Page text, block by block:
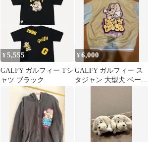
¥5,555
GALFY ガルフィー Tシ
ャツ ブラック
¥6,000
GALFY ガルフィー ス
タジャン 大型犬 ベージ